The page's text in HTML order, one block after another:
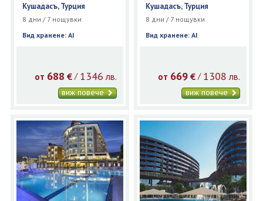
Кушадасъ, Турция
8 дни / 7 нощувки
Вид хранене: AI
от 688 €/ 1346 лв.
виж повече
Кушадасъ, Турция
8 дни / 7 нощувки
Вид хранене: AI
от 669 € / 1308 лв.
виж повече